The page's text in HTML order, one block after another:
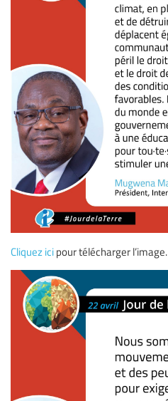
Cliquez ici pour télécharger l’image.